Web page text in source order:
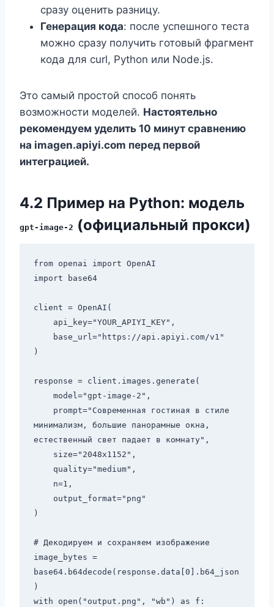
сразу оценить разницу.
Генерация кода: после успешного теста
можно сразу получить готовый фрагмент
кода для curl, Python или Node.js.
Это самый простой способ понять
возможности моделей. Настоятельно
рекомендуем уделить 10 минут сравнению
на imagen.apiyi.com перед первой
интеграцией.
4.2 Пример на Python: модель
gpt-image-2 (официальный прокси)
from openai import OpenAI
import base64
client = OpenAI(
)
response = client.images.generate(
минимализм, большие панорамные окна,
естественный свет падает в комнату",
)
# Декодируем и сохраняем изображение
image_bytes =
base64.b64decode(response.data[0].b64_json
)
with open("output.png", "wb") as f: